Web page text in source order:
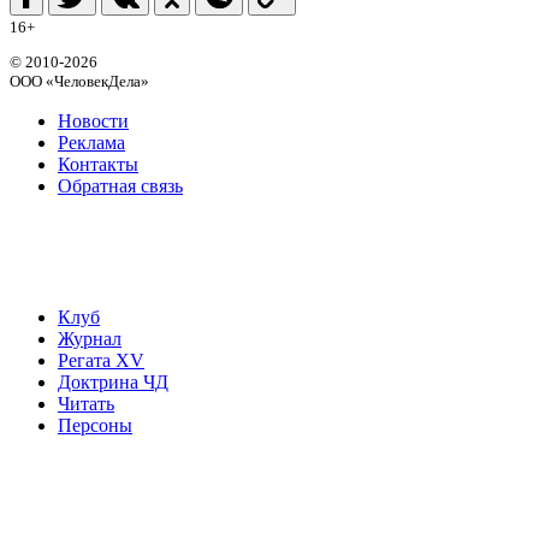
16+
© 2010-2026
ООО «ЧеловекДела»
Новости
Реклама
Контакты
Обратная связь
Клуб
Журнал
Регата XV
Доктрина ЧД
Читать
Персоны